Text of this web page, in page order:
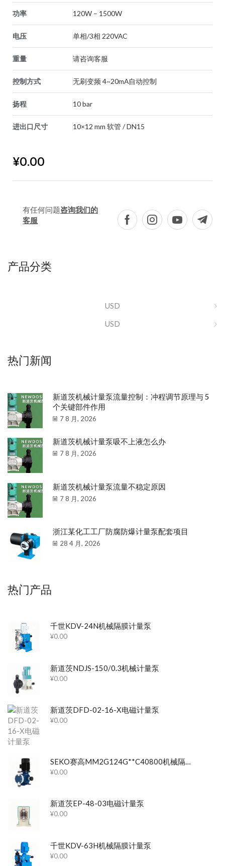
功率 120W – 1500W
电压 单相/3相 220VAC
重量 请咨询客服
控制方式 无刷变频 4~20mA自动控制
扬程 10 bar
进出口尺寸 10×12 mm 软管 / DN15
¥0.00
有任何问题咨询我们的
客服
产品分类
USD
USD
热门新闻
新道茨机械计量泵流量控制：冲程调节原理与 5
个关键部件作用
7 8 月, 2026
新道茨机械计量泵吸不上液怎么办
7 8 月, 2026
新道茨机械计量泵流量不稳定原因
7 8 月, 2026
浙江某化工工厂防腐防爆计量泵配套项目
28 4 月, 2026
热门产品
千世KDV-24N机械隔膜计量泵
¥0.00
新道茨NDJS-150/0.3机械计量泵
¥0.00
新道茨DFD-02-16-X电磁计量泵
¥0.00
SEKO赛高MM2G124G**C40800机械隔膜计量泵
¥0.00
新道茨EP-48-03电磁计量泵
¥0.00
千世KDV-63H机械隔膜计量泵
¥0.00